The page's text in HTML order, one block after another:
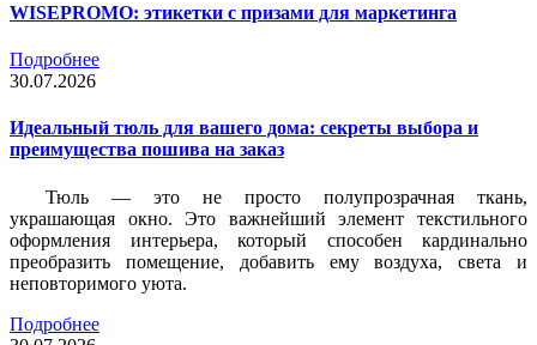
WISEPROMO: этикетки с призами для маркетинга
Подробнее
30.07.2026
Идеальный тюль для вашего дома: секреты выбора и
преимущества пошива на заказ
Тюль — это не просто полупрозрачная ткань,
украшающая окно. Это важнейший элемент текстильного
оформления интерьера, который способен кардинально
преобразить помещение, добавить ему воздуха, света и
неповторимого уюта.
Подробнее